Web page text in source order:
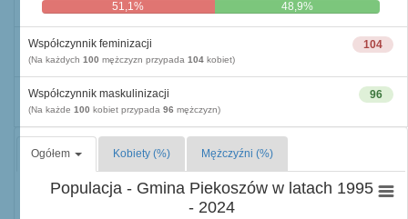
51,1% 48,9%
104
Współczynnik feminizacji
(Na każdych 100 mężczyzn przypada 104 kobiet)
96
Współczynnik maskulinizacji
(Na każde 100 kobiet przypada 96 mężczyzn)
Ogółem Kobiety (%) Mężczyźni (%)
Populacja - Gmina Piekoszów w latach 1995
- 2024